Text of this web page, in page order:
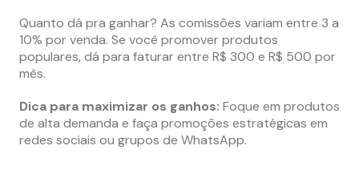
Quanto dá pra ganhar? As comissões variam entre 3 a
10% por venda. Se você promover produtos
populares, dá para faturar entre R$ 300 e R$ 500 por
mês.
Dica para maximizar os ganhos: Foque em produtos
de alta demanda e faça promoções estratégicas em
redes sociais ou grupos de WhatsApp.